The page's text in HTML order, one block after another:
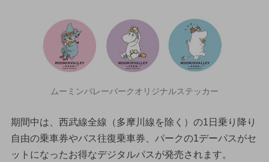
ムーミンバレーパークオリジナルステッカー
期間中は、西武線全線（多摩川線を除く）の1日乗り降り
自由の乗車券やバス往復乗車券、パークの1デーパスがセ
ットになったお得なデジタルパスが発売されます。